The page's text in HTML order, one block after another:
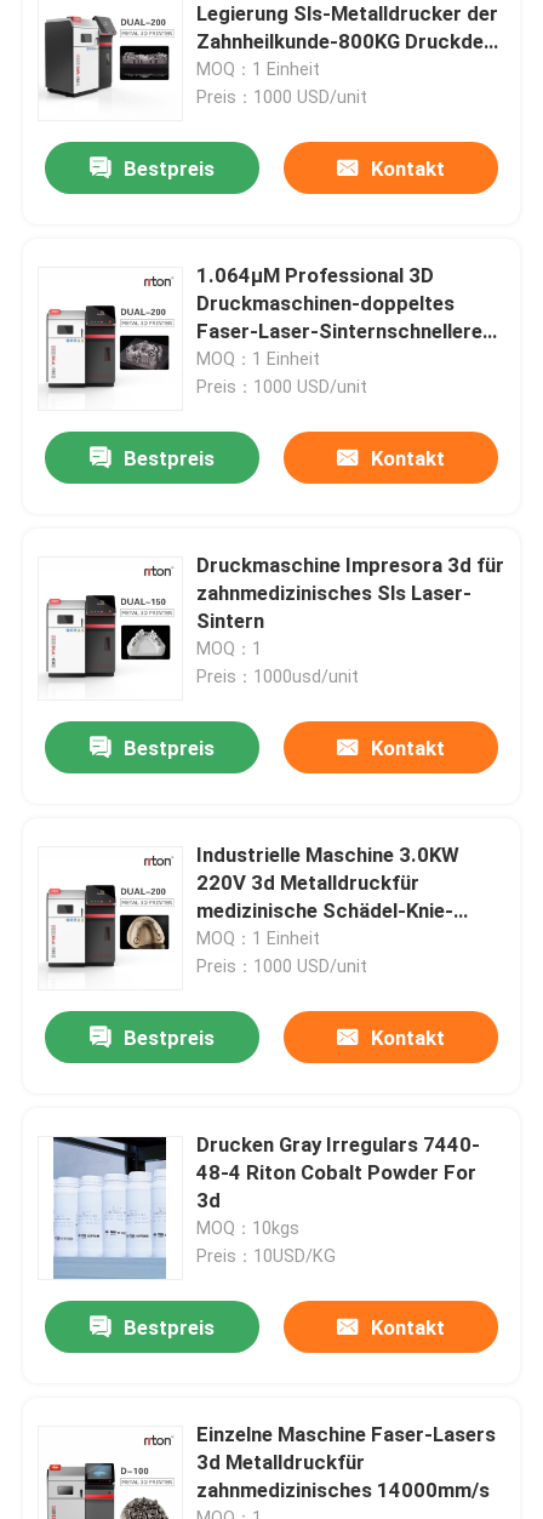
Produkte
Über uns
Fabrik Tour
Kontakt
Nachrichten
Alle Fälle
Drucker Laser-Metall3d
Zahnmedizinischer Drucker des Metall3d
Legierung Sls-Metalldrucker der
Zahnheilkunde-800KG Druckder
maschinen-3.0KW
MOQ：1 Einheit
Preis：1000 USD/unit
Bestpreis Kontakt
1.064μM Professional 3D
Druckmaschinen-doppeltes
Faser-Laser-Sinternschnellere
Geschwindigkeit
MOQ：1 Einheit
Preis：1000 USD/unit
Bestpreis Kontakt
Druckmaschine Impresora 3d für
zahnmedizinisches Sls Laser-
Sintern
MOQ：1
Preis：1000usd/unit
Bestpreis Kontakt
Industrielle Maschine 3.0KW
220V 3d Metalldruckfür
medizinische Schädel-Knie-
Knochen RITON
MOQ：1 Einheit
Preis：1000 USD/unit
Bestpreis Kontakt
Drucken Gray Irregulars 7440-
48-4 Riton Cobalt Powder For
3d
MOQ：10kgs
Preis：10USD/KG
Bestpreis Kontakt
Einzelne Maschine Faser-Lasers
3d Metalldruckfür
zahnmedizinisches 14000mm/s